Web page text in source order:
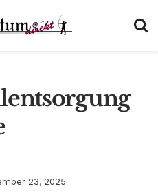
23, 2025